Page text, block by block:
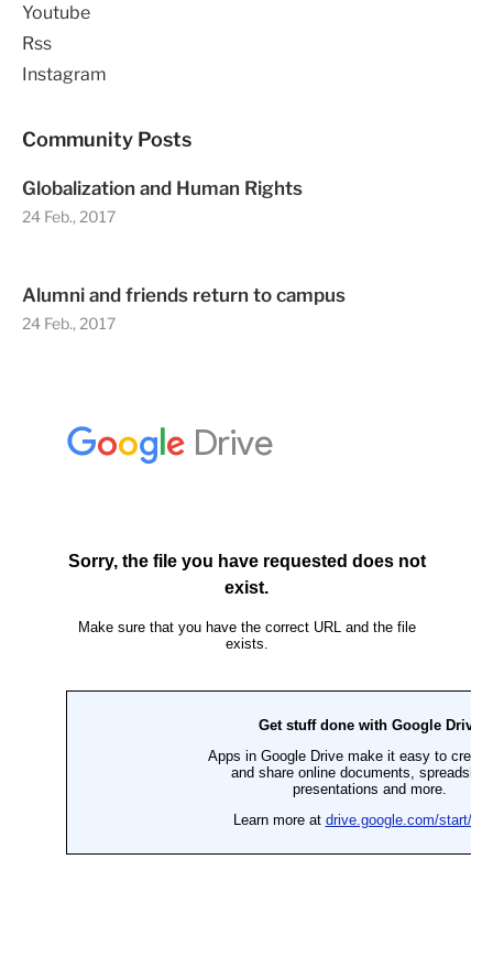
Youtube
Rss
Instagram
Community Posts
Globalization and Human Rights
24 Feb., 2017
Alumni and friends return to campus
24 Feb., 2017